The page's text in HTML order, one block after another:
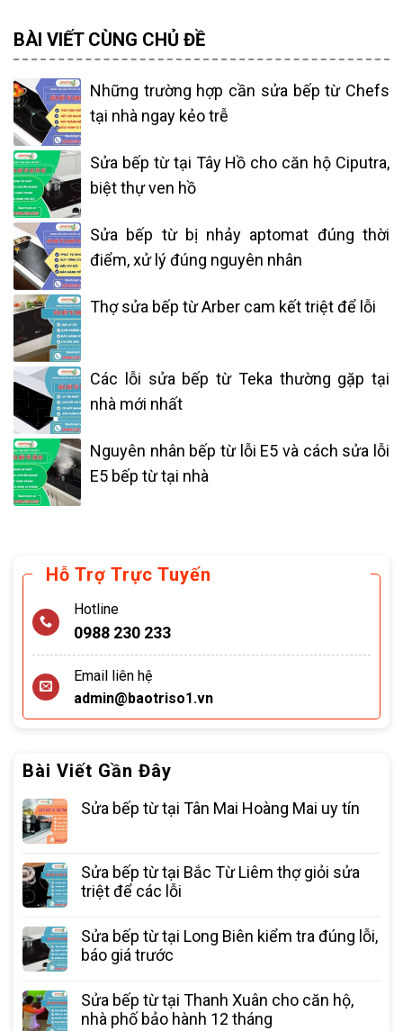
Hỗ Trợ Trực Tuyến
Hotline
0988 230 233
Email liên hệ
admin@baotriso1.vn
Bài Viết Gần Đây
Sửa bếp từ tại Tân Mai Hoàng Mai uy tín
Sửa bếp từ tại Bắc Từ Liêm thợ giỏi sửa
triệt để các lỗi
Sửa bếp từ tại Long Biên kiểm tra đúng lỗi,
báo giá trước
Sửa bếp từ tại Thanh Xuân cho căn hộ,
nhà phố bảo hành 12 tháng
BÀI VIẾT CÙNG CHỦ ĐỀ
Những trường hợp cần sửa bếp từ Chefs
tại nhà ngay kẻo trễ
Sửa bếp từ tại Tây Hồ cho căn hộ Ciputra,
biệt thự ven hồ
Sửa bếp từ bị nhảy aptomat đúng thời
điểm, xử lý đúng nguyên nhân
Thợ sửa bếp từ Arber cam kết triệt để lỗi
Các lỗi sửa bếp từ Teka thường gặp tại
nhà mới nhất
Nguyên nhân bếp từ lỗi E5 và cách sửa lỗi
E5 bếp từ tại nhà